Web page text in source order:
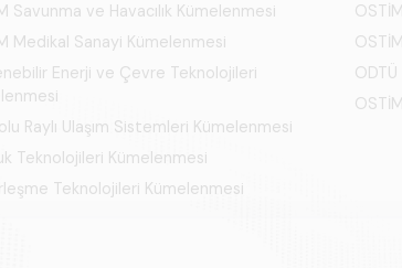
Savunma ve Havacılık Kümelenmesi
Medikal Sanayi Kümelenmesi
Enerji ve Çevre Teknolojileri
Raylı Ulaşım Sistemleri Kümelenmesi
Teknolojileri Kümelenmesi
Teknolojileri Kümelenmesi